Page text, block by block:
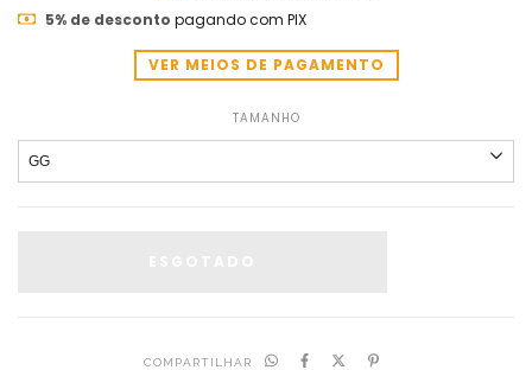
5% de desconto pagando com PIX
VER MEIOS DE PAGAMENTO
TAMANHO
COMPARTILHAR